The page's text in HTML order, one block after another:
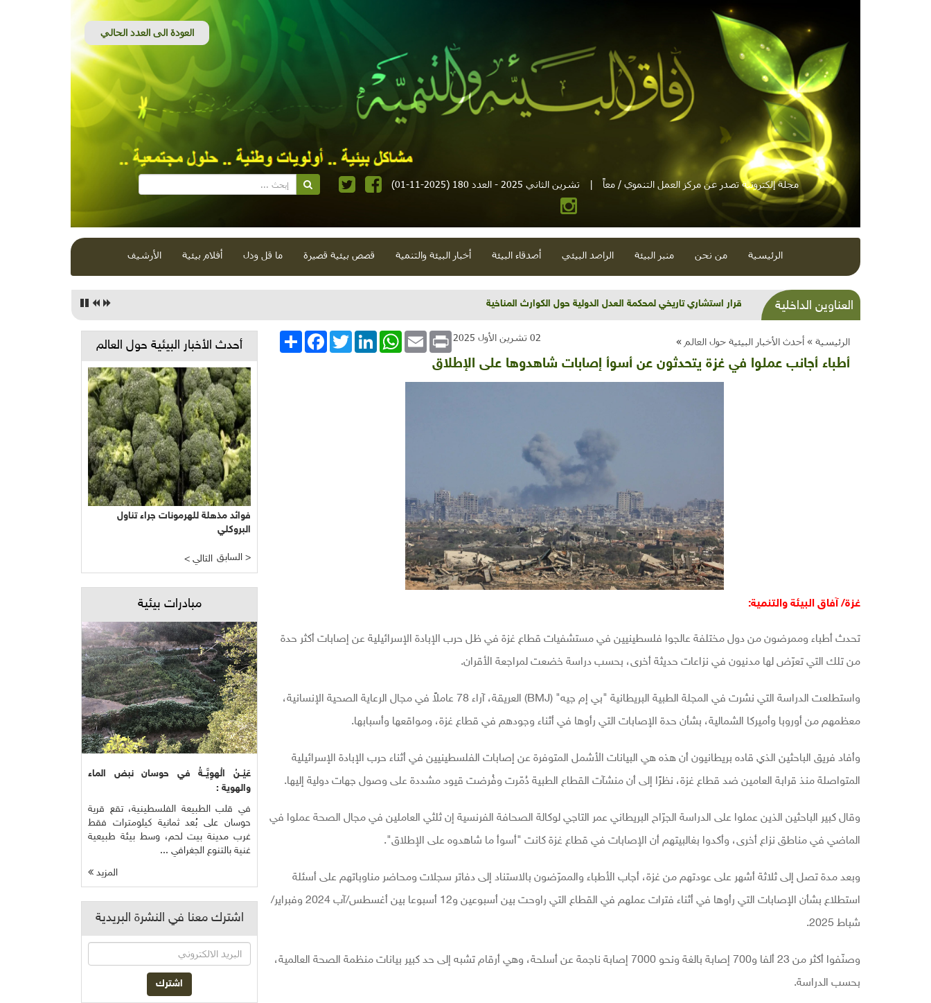
مجلة إلكترونية تصدر عن مركز العمل التنموي / معاً | تشرين الثاني 2025 - العدد 180 (2025-11-01)
الرئيسية من نحن منبر البيئة الراصد البيئي أصدقاء البيئة أخبار البيئة والتنمية قصص بيئية قصيرة ما قل ودل أفلام بيئية الأرشيف
العناوين الداخلية شذرات بيئية وتنموية...بنية تحتية وحلويات قبيحة وحاكورة ونوبل وزيتون و"سيباط"
الرئيسية » أحدث الأخبار البيئية حول العالم » انشر
FacebookTwitterLinkedInWhatsApp Email Print 02 تشرين الأول 2025
أطباء أجانب عملوا في غزة يتحدثون عن أسوأ إصابات شاهدوها على الإطلاق
غزة/ آفاق البيئة والتنمية:
تحدث أطباء وممرضون من دول مختلفة عالجوا فلسطينيين في مستشفيات قطاع غزة في ظل حرب الإبادة الإسرائيلية عن إصابات أكثر حدة
من تلك التي تعرّض لها مدنيون في نزاعات حديثة أخرى، بحسب دراسة خضعت لمراجعة الأقران.
واستطلعت الدراسة التي نشرت في المجلة الطبية البريطانية "بي إم جيه" (BMJ
) العريقة، آراء 78 عاملاً في مجال الرعاية الصحية الإنسانية،
معظمهم من أوروبا وأميركا الشمالية، بشأن حدة الإصابات التي رأوها في أثناء وجودهم في قطاع غزة، ومواقعها وأسبابها.
وأفاد فريق الباحثين الذي قاده بريطانيون أن هذه هي البيانات الأشمل المتوفرة عن إصابات الفلسطينيين في أثناء حرب الإبادة الإسرائيلية
المتواصلة منذ قرابة العامين ضد قطاع غزة، نظرًا إلى أن منشآت القطاع الطبية دُمّرت وفُرضت قيود مشددة على وصول جهات دولية إليها.
وقال كبير الباحثين الذين عملوا على الدراسة الجرّاح البريطاني عمر التاجي لوكالة الصحافة الفرنسية إن ثلثي العاملين في مجال الصحة عملوا في
الماضي في مناطق نزاع أخرى، وأكدوا بغالبيتهم أن الإصابات في قطاع غزة كانت "أسوأ ما شاهدوه على الإطلاق".
وبعد مدة تصل إلى ثلاثة أشهر على عودتهم من غزة، أجاب الأطباء والممرّضون بالاستناد إلى دفاتر سجلات ومحاضر مناوباتهم على أسئلة
استطلاع بشأن الإصابات التي رأوها في أثناء فترات عملهم في القطاع التي راوحت بين أسبوعين و12 أسبوعا بين أغسطس/آب 2024 وفبراير/
شباط 2025.
وصنّفوا أكثر من 23 ألفا و700 إصابة بالغة ونحو 7000 إصابة ناجمة عن أسلحة، وهي أرقام تشبه إلى حد كبير بيانات منظمة الصحة العالمية،
بحسب الدراسة.
أحدث الأخبار البيئية حول العالم
فوائد مذهلة للهرمونات جراء تناول
البروكلي
< التالي السابق >
مبادرات بيئية
عَيْــنُ الْهوِيَّــةُ في حوسان نبض الماء
والهوية :
في قلب الطبيعة الفلسطينية، تقع قرية
حوسان على بُعد ثمانية كيلومترات فقط
غرب مدينة بيت لحم، وسط بيئة طبيعية
غنية بالتنوع الجغرافي ...
المزيد
اشترك معنا في النشرة البريدية